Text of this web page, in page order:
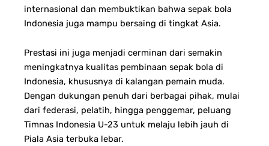
internasional dan membuktikan bahwa sepak bola
Indonesia juga mampu bersaing di tingkat Asia.
Prestasi ini juga menjadi cerminan dari semakin
meningkatnya kualitas pembinaan sepak bola di
Indonesia, khususnya di kalangan pemain muda.
Dengan dukungan penuh dari berbagai pihak, mulai
dari federasi, pelatih, hingga penggemar, peluang
Timnas Indonesia U-23 untuk melaju lebih jauh di
Piala Asia terbuka lebar.